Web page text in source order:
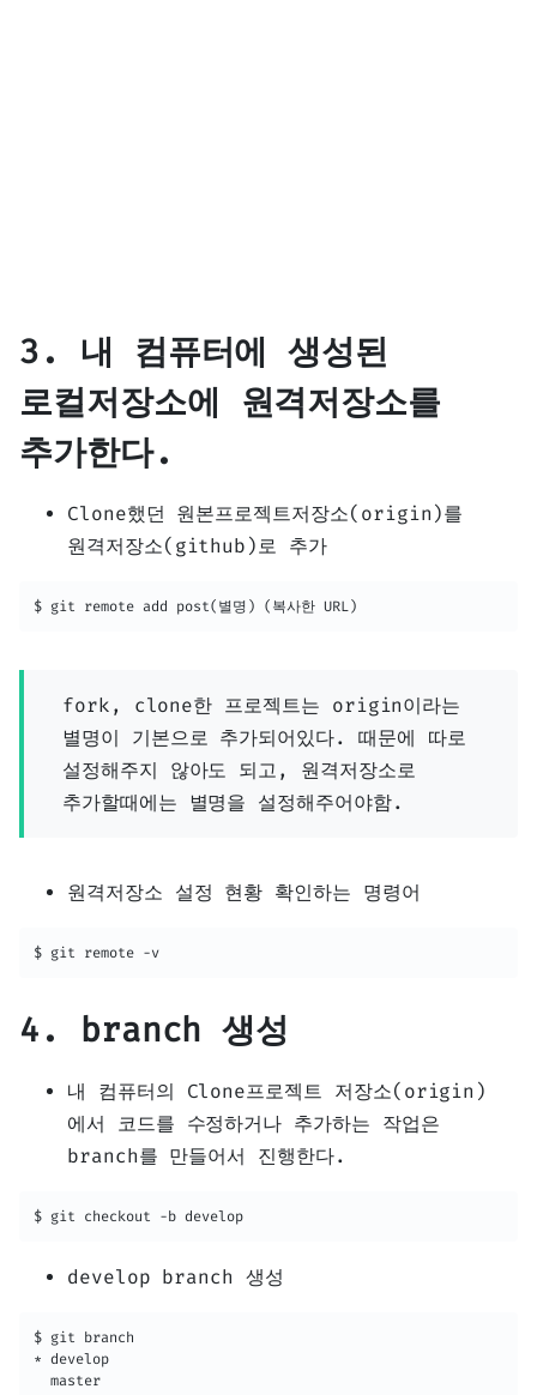
3. 내 컴퓨터에 생성된
로컬저장소에 원격저장소를
추가한다.
Clone했던 원본프로젝트저장소(origin)를
원격저장소(github)로 추가
$ git remote add post(별명) (복사한 URL)
fork, clone한 프로젝트는 origin이라는
별명이 기본으로 추가되어있다. 때문에 따로
설정해주지 않아도 되고, 원격저장소로
추가할때에는 별명을 설정해주어야함.
원격저장소 설정 현황 확인하는 명령어
$ git remote -v
4. branch 생성
내 컴퓨터의 Clone프로젝트 저장소(origin)
에서 코드를 수정하거나 추가하는 작업은
branch를 만들어서 진행한다.
$ git checkout -b develop
develop branch 생성
$ git branch
* develop
  master